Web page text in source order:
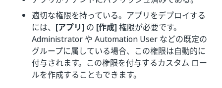
適切な権限を持っている。アプリをデプロイする
には、 [アプリ] の [作成] 権限が必要です。
Administrator や Automation User などの既定の
グループに属している場合、この権限は自動的に
付与されます。この権限を付与するカスタム ロー
ルを作成することもできます。